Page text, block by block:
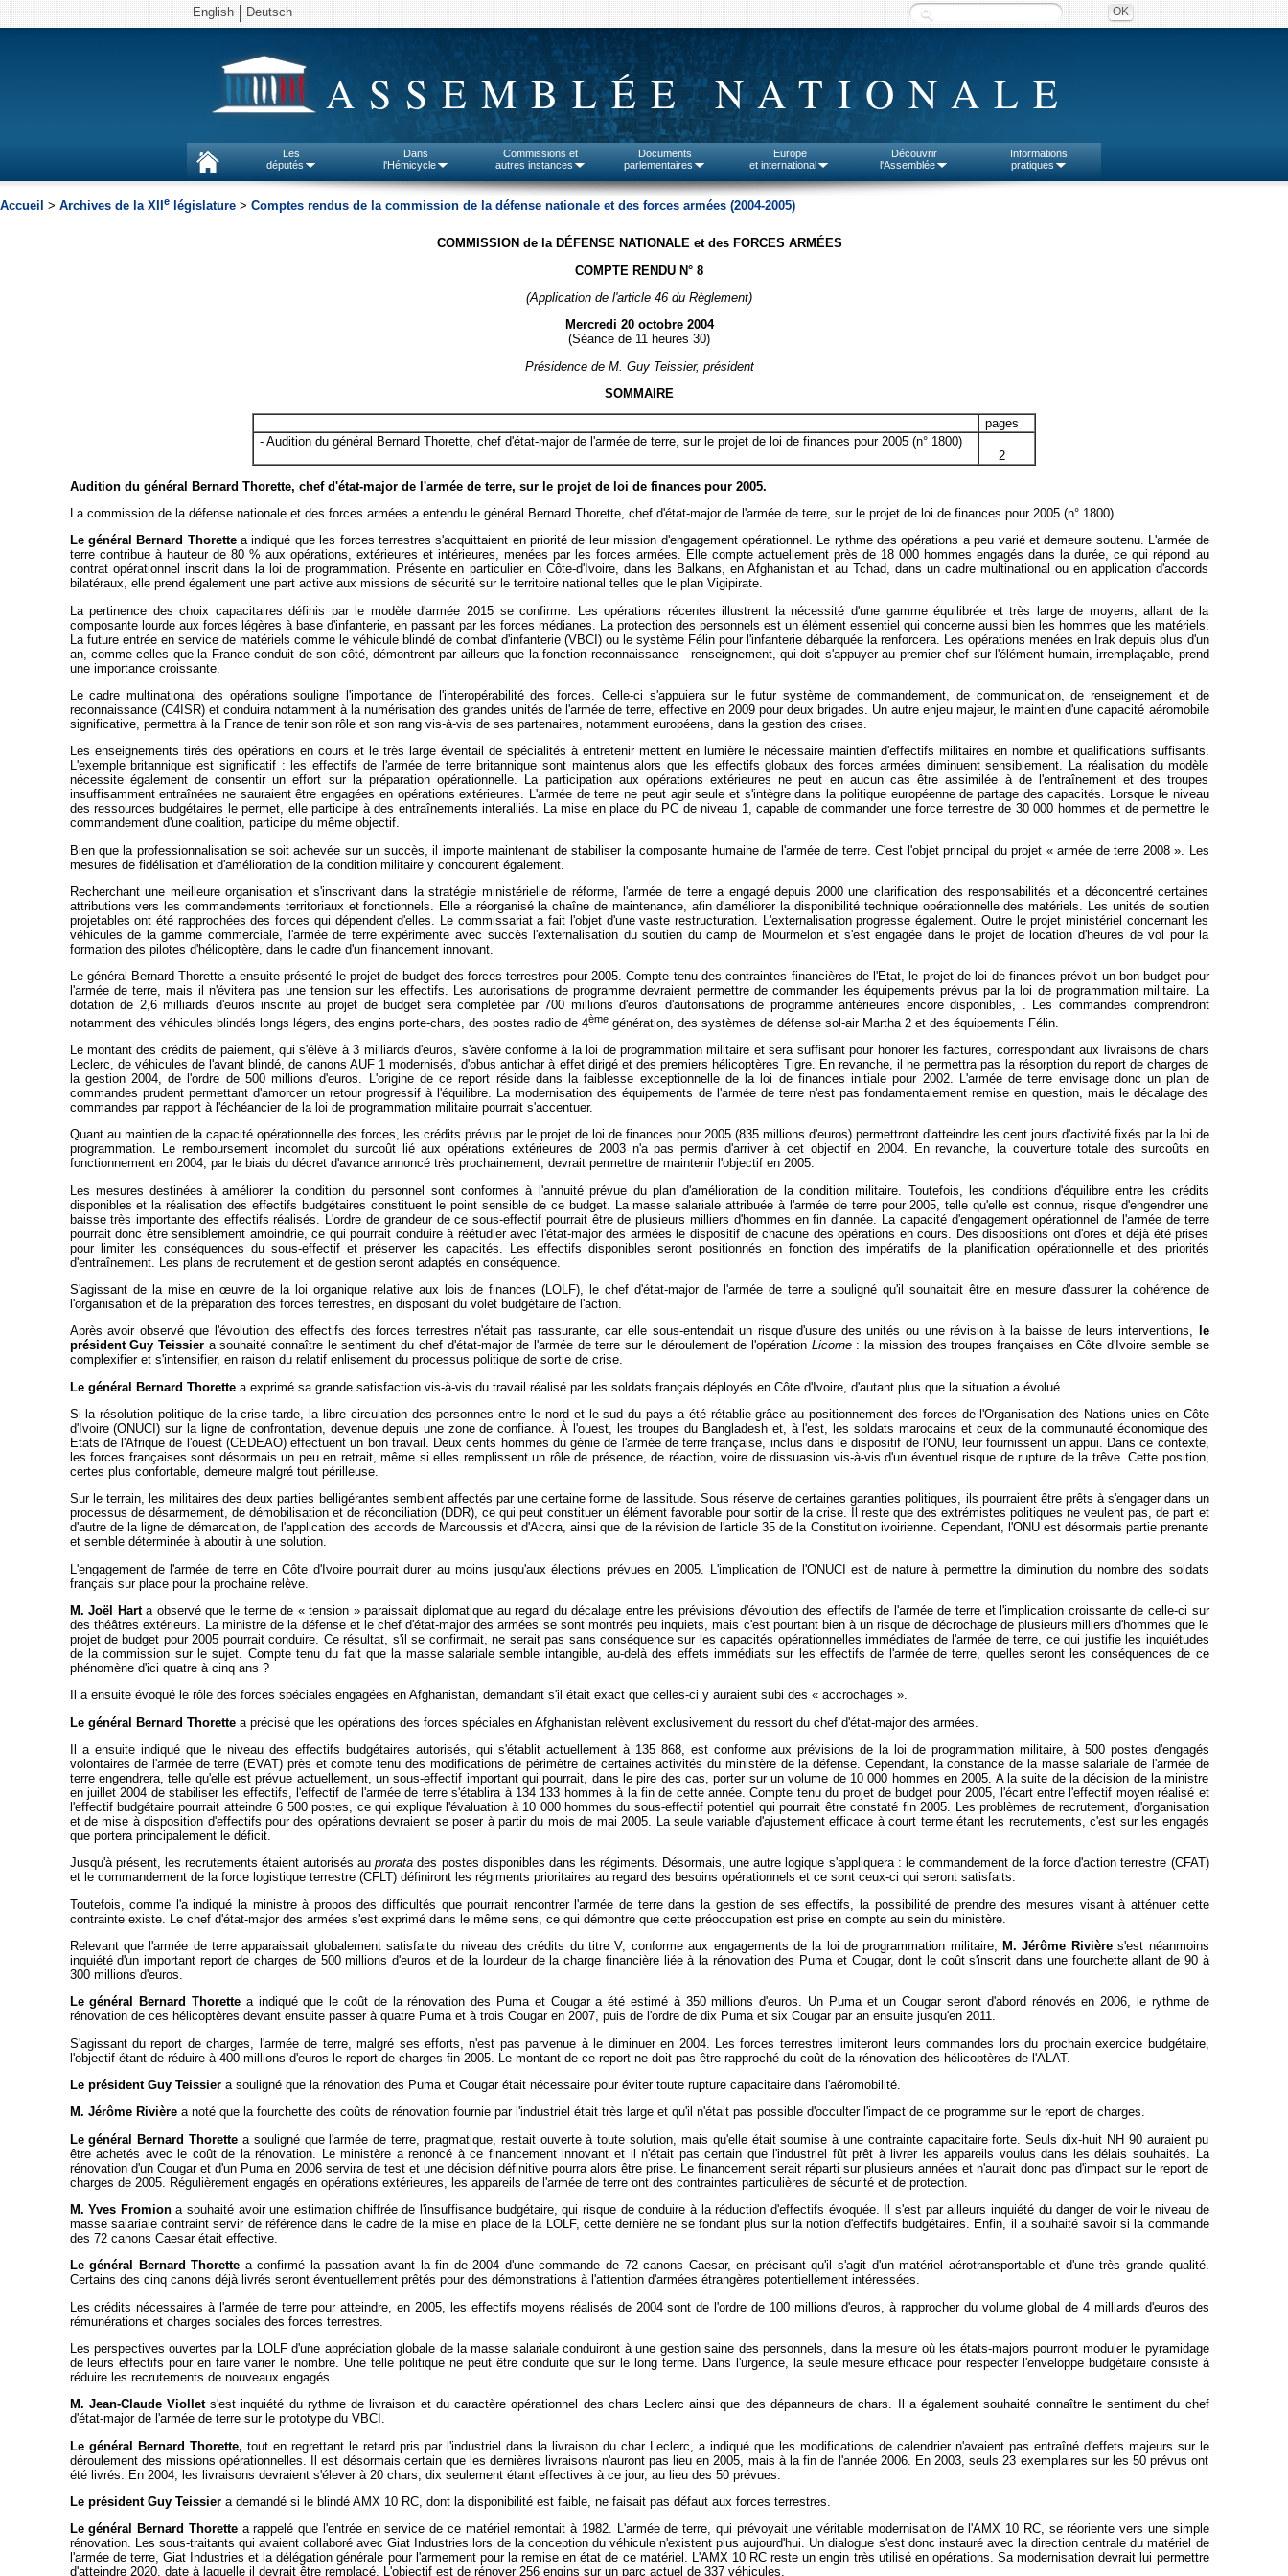
English Deutsch
ASSEMBLÉE NATIONALE
Les
députés
Dans
l'Hémicycle
Commissions et
autres instances
Documents
parlementaires
Europe
et international
Découvrir
l'Assemblée
Informations
pratiques
Accueil > Archives de la XII e législature > Comptes rendus de la commission de la défense nationale et des forces armées (2004-2005)
COMMISSION de la DÉFENSE NATIONALE et des FORCES ARMÉES
COMPTE RENDU N° 8
(Application de l'article 46 du Règlement)
Mercredi 20 octobre 2004
(Séance de 11 heures 30)
Présidence de M. Guy Teissier, président
SOMMAIRE
pages
- Audition du général Bernard Thorette, chef d'état-major de l'armée de terre, sur le projet de loi de finances pour 2005 (n° 1800)
2
Audition du général Bernard Thorette, chef d'état-major de l'armée de terre, sur le projet de loi de finances pour 2005.
La commission de la défense nationale et des forces armées a entendu le général Bernard Thorette, chef d'état-major de l'armée de terre, sur le projet de loi de finances pour 2005 (n° 1800).
Le général Bernard Thorettea indiqué que les forces terrestres s'acquittaient en priorité de leur mission d'engagement opérationnel. Le rythme des opérations a peu varié et demeure soutenu. L'armée de
terre contribue à hauteur de 80 % aux opérations, extérieures et intérieures, menées par les forces armées. Elle compte actuellement près de 18 000 hommes engagés dans la durée, ce qui répond au
contrat opérationnel inscrit dans la loi de programmation. Présente en particulier en Côte-d'Ivoire, dans les Balkans, en Afghanistan et au Tchad, dans un cadre multinational ou en application d'accords
bilatéraux, elle prend également une part active aux missions de sécurité sur le territoire national telles que le plan Vigipirate.
La pertinence des choix capacitaires définis par le modèle d'armée 2015 se confirme. Les opérations récentes illustrent la nécessité d'une gamme équilibrée et très large de moyens, allant de la
composante lourde aux forces légères à base d'infanterie, en passant par les forces médianes. La protection des personnels est un élément essentiel qui concerne aussi bien les hommes que les matériels.
La future entrée en service de matériels comme le véhicule blindé de combat d'infanterie (VBCI) ou le système Félin pour l'infanterie débarquée la renforcera. Les opérations menées en Irak depuis plus d'un
an, comme celles que la France conduit de son côté, démontrent par ailleurs que la fonction reconnaissance - renseignement, qui doit s'appuyer au premier chef sur l'élément humain, irremplaçable, prend
une importance croissante.
Le cadre multinational des opérations souligne l'importance de l'interopérabilité des forces. Celle-ci s'appuiera sur le futur système de commandement, de communication, de renseignement et de
reconnaissance (C4ISR) et conduira notamment à la numérisation des grandes unités de l'armée de terre, effective en 2009 pour deux brigades. Un autre enjeu majeur, le maintien d'une capacité aéromobile
significative, permettra à la France de tenir son rôle et son rang vis-à-vis de ses partenaires, notamment européens, dans la gestion des crises.
Les enseignements tirés des opérations en cours et le très large éventail de spécialités à entretenir mettent en lumière le nécessaire maintien d'effectifs militaires en nombre et qualifications suffisants.
L'exemple britannique est significatif : les effectifs de l'armée de terre britannique sont maintenus alors que les effectifs globaux des forces armées diminuent sensiblement. La réalisation du modèle
nécessite également de consentir un effort sur la préparation opérationnelle. La participation aux opérations extérieures ne peut en aucun cas être assimilée à de l'entraînement et des troupes
insuffisamment entraînées ne sauraient être engagées en opérations extérieures. L'armée de terre ne peut agir seule et s'intègre dans la politique européenne de partage des capacités. Lorsque le niveau
des ressources budgétaires le permet, elle participe à des entraînements interalliés. La mise en place du PC de niveau 1, capable de commander une force terrestre de 30 000 hommes et de permettre le
commandement d'une coalition, participe du même objectif.
Bien que la professionnalisation se soit achevée sur un succès, il importe maintenant de stabiliser la composante humaine de l'armée de terre. C'est l'objet principal du projet « armée de terre 2008 ». Les
mesures de fidélisation et d'amélioration de la condition militaire y concourent également.
Recherchant une meilleure organisation et s'inscrivant dans la stratégie ministérielle de réforme, l'armée de terre a engagé depuis 2000 une clarification des responsabilités et a déconcentré certaines
attributions vers les commandements territoriaux et fonctionnels. Elle a réorganisé la chaîne de maintenance, afin d'améliorer la disponibilité technique opérationnelle des matériels. Les unités de soutien
projetables ont été rapprochées des forces qui dépendent d'elles. Le commissariat a fait l'objet d'une vaste restructuration. L'externalisation progresse également. Outre le projet ministériel concernant les
véhicules de la gamme commerciale, l'armée de terre expérimente avec succès l'externalisation du soutien du camp de Mourmelon et s'est engagée dans le projet de location d'heures de vol pour la
formation des pilotes d'hélicoptère, dans le cadre d'un financement innovant.
Le général Bernard Thorette a ensuite présenté le projet de budget des forces terrestres pour 2005. Compte tenu des contraintes financières de l'Etat, le projet de loi de finances prévoit un bon budget pour
l'armée de terre, mais il n'évitera pas une tension sur les effectifs. Les autorisations de programme devraient permettre de commander les équipements prévus par la loi de programmation militaire. La
dotation de 2,6 milliards d'euros inscrite au projet de budget sera complétée par 700 millions d'euros d'autorisations de programme antérieures encore disponibles, . Les commandes comprendront
notamment des véhicules blindés longs légers, des engins porte-chars, des postes radio de 4èmegénération, des systèmes de défense sol-air Martha 2 et des équipements Félin.
Le montant des crédits de paiement, qui s'élève à 3 milliards d'euros, s'avère conforme à la loi de programmation militaire et sera suffisant pour honorer les factures, correspondant aux livraisons de chars
Leclerc, de véhicules de l'avant blindé, de canons AUF 1 modernisés, d'obus antichar à effet dirigé et des premiers hélicoptères Tigre. En revanche, il ne permettra pas la résorption du report de charges de
la gestion 2004, de l'ordre de 500 millions d'euros. L'origine de ce report réside dans la faiblesse exceptionnelle de la loi de finances initiale pour 2002. L'armée de terre envisage donc un plan de
commandes prudent permettant d'amorcer un retour progressif à l'équilibre. La modernisation des équipements de l'armée de terre n'est pas fondamentalement remise en question, mais le décalage des
commandes par rapport à l'échéancier de la loi de programmation militaire pourrait s'accentuer.
Quant au maintien de la capacité opérationnelle des forces, les crédits prévus par le projet de loi de finances pour 2005 (835 millions d'euros) permettront d'atteindre les cent jours d'activité fixés par la loi de
programmation. Le remboursement incomplet du surcoût lié aux opérations extérieures de 2003 n'a pas permis d'arriver à cet objectif en 2004. En revanche, la couverture totale des surcoûts en
fonctionnement en 2004, par le biais du décret d'avance annoncé très prochainement, devrait permettre de maintenir l'objectif en 2005.
Les mesures destinées à améliorer la condition du personnel sont conformes à l'annuité prévue du plan d'amélioration de la condition militaire. Toutefois, les conditions d'équilibre entre les crédits
disponibles et la réalisation des effectifs budgétaires constituent le point sensible de ce budget. La masse salariale attribuée à l'armée de terre pour 2005, telle qu'elle est connue, risque d'engendrer une
baisse très importante des effectifs réalisés. L'ordre de grandeur de ce sous-effectif pourrait être de plusieurs milliers d'hommes en fin d'année. La capacité d'engagement opérationnel de l'armée de terre
pourrait donc être sensiblement amoindrie, ce qui pourrait conduire à réétudier avec l'état-major des armées le dispositif de chacune des opérations en cours. Des dispositions ont d'ores et déjà été prises
pour limiter les conséquences du sous-effectif et préserver les capacités. Les effectifs disponibles seront positionnés en fonction des impératifs de la planification opérationnelle et des priorités
d'entraînement. Les plans de recrutement et de gestion seront adaptés en conséquence.
S'agissant de la mise en œuvre de la loi organique relative aux lois de finances (LOLF), le chef d'état-major de l'armée de terre a souligné qu'il souhaitait être en mesure d'assurer la cohérence de
l'organisation et de la préparation des forces terrestres, en disposant du volet budgétaire de l'action.
Après avoir observé que l'évolution des effectifs des forces terrestres n'était pas rassurante, car elle sous-entendait un risque d'usure des unités ou une révision à la baisse de leurs interventions,
le
président Guy Teissiera souhaité connaître le sentiment du chef d'état-major de l'armée de terre sur le déroulement de l'opération Licorne: la mission des troupes françaises en Côte d'Ivoire semble se
complexifier et s'intensifier, en raison du relatif enlisement du processus politique de sortie de crise.
Le général Bernard Thorettea exprimé sa grande satisfaction vis-à-vis du travail réalisé par les soldats français déployés en Côte d'Ivoire, d'autant plus que la situation a évolué.
Si la résolution politique de la crise tarde, la libre circulation des personnes entre le nord et le sud du pays a été rétablie grâce au positionnement des forces de l'Organisation des Nations unies en Côte
d'Ivoire (ONUCI) sur la ligne de confrontation, devenue depuis une zone de confiance. À l'ouest, les troupes du Bangladesh et, à l'est, les soldats marocains et ceux de la communauté économique des
Etats de l'Afrique de l'ouest (CEDEAO) effectuent un bon travail. Deux cents hommes du génie de l'armée de terre française, inclus dans le dispositif de l'ONU, leur fournissent un appui. Dans ce contexte,
les forces françaises sont désormais un peu en retrait, même si elles remplissent un rôle de présence, de réaction, voire de dissuasion vis-à-vis d'un éventuel risque de rupture de la trêve. Cette position,
certes plus confortable, demeure malgré tout périlleuse.
Sur le terrain, les militaires des deux parties belligérantes semblent affectés par une certaine forme de lassitude. Sous réserve de certaines garanties politiques, ils pourraient être prêts à s'engager dans un
processus de désarmement, de démobilisation et de réconciliation (DDR), ce qui peut constituer un élément favorable pour sortir de la crise. Il reste que des extrémistes politiques ne veulent pas, de part et
d'autre de la ligne de démarcation, de l'application des accords de Marcoussis et d'Accra, ainsi que de la révision de l'article 35 de la Constitution ivoirienne. Cependant, l'ONU est désormais partie prenante
et semble déterminée à aboutir à une solution.
L'engagement de l'armée de terre en Côte d'Ivoire pourrait durer au moins jusqu'aux élections prévues en 2005. L'implication de l'ONUCI est de nature à permettre la diminution du nombre des soldats
français sur place pour la prochaine relève.
M. Joël Harta observé que le terme de « tension » paraissait diplomatique au regard du décalage entre les prévisions d'évolution des effectifs de l'armée de terre et l'implication croissante de celle-ci sur
des théâtres extérieurs. La ministre de la défense et le chef d'état-major des armées se sont montrés peu inquiets, mais c'est pourtant bien à un risque de décrochage de plusieurs milliers d'hommes que le
projet de budget pour 2005 pourrait conduire. Ce résultat, s'il se confirmait, ne serait pas sans conséquence sur les capacités opérationnelles immédiates de l'armée de terre, ce qui justifie les inquiétudes
de la commission sur le sujet. Compte tenu du fait que la masse salariale semble intangible, au-delà des effets immédiats sur les effectifs de l'armée de terre, quelles seront les conséquences de ce
phénomène d'ici quatre à cinq ans ?
Il a ensuite évoqué le rôle des forces spéciales engagées en Afghanistan, demandant s'il était exact que celles-ci y auraient subi des « accrochages ».
Le général Bernard Thorettea précisé que les opérations des forces spéciales en Afghanistan relèvent exclusivement du ressort du chef d'état-major des armées.
Il a ensuite indiqué que le niveau des effectifs budgétaires autorisés, qui s'établit actuellement à 135 868, est conforme aux prévisions de la loi de programmation militaire, à 500 postes d'engagés
volontaires de l'armée de terre (EVAT) près et compte tenu des modifications de périmètre de certaines activités du ministère de la défense. Cependant, la constance de la masse salariale de l'armée de
terre engendrera, telle qu'elle est prévue actuellement, un sous-effectif important qui pourrait, dans le pire des cas, porter sur un volume de 10 000 hommes en 2005. A la suite de la décision de la ministre
en juillet 2004 de stabiliser les effectifs, l'effectif de l'armée de terre s'établira à 134 133 hommes à la fin de cette année. Compte tenu du projet de budget pour 2005, l'écart entre l'effectif moyen réalisé et
l'effectif budgétaire pourrait atteindre 6 500 postes, ce qui explique l'évaluation à 10 000 hommes du sous-effectif potentiel qui pourrait être constaté fin 2005. Les problèmes de recrutement, d'organisation
et de mise à disposition d'effectifs pour des opérations devraient se poser à partir du mois de mai 2005. La seule variable d'ajustement efficace à court terme étant les recrutements, c'est sur les engagés
que portera principalement le déficit.
Jusqu'à présent, les recrutements étaient autorisés auprorata des postes disponibles dans les régiments. Désormais, une autre logique s'appliquera : le commandement de la force d'action terrestre (CFAT)
et le commandement de la force logistique terrestre (CFLT) définiront les régiments prioritaires au regard des besoins opérationnels et ce sont ceux-ci qui seront satisfaits.
Toutefois, comme l'a indiqué la ministre à propos des difficultés que pourrait rencontrer l'armée de terre dans la gestion de ses effectifs, la possibilité de prendre des mesures visant à atténuer cette
contrainte existe. Le chef d'état-major des armées s'est exprimé dans le même sens, ce qui démontre que cette préoccupation est prise en compte au sein du ministère.
Relevant que l'armée de terre apparaissait globalement satisfaite du niveau des crédits du titre V, conforme aux engagements de la loi de programmation militaire,
M. Jérôme Rivières'est néanmoins
inquiété d'un important report de charges de 500 millions d'euros et de la lourdeur de la charge financière liée à la rénovation des Puma et Cougar, dont le coût s'inscrit dans une fourchette allant de 90 à
300 millions d'euros.
Le général Bernard Thorettea indiqué que le coût de la rénovation des Puma et Cougar a été estimé à 350 millions d'euros. Un Puma et un Cougar seront d'abord rénovés en 2006, le rythme de
rénovation de ces hélicoptères devant ensuite passer à quatre Puma et à trois Cougar en 2007, puis de l'ordre de dix Puma et six Cougar par an ensuite jusqu'en 2011.
S'agissant du report de charges, l'armée de terre, malgré ses efforts, n'est pas parvenue à le diminuer en 2004. Les forces terrestres limiteront leurs commandes lors du prochain exercice budgétaire,
l'objectif étant de réduire à 400 millions d'euros le report de charges fin 2005. Le montant de ce report ne doit pas être rapproché du coût de la rénovation des hélicoptères de l'ALAT.
Le président Guy Teissiera souligné que la rénovation des Puma et Cougar était nécessaire pour éviter toute rupture capacitaire dans l'aéromobilité.
M. Jérôme Rivièrea noté que la fourchette des coûts de rénovation fournie par l'industriel était très large et qu'il n'était pas possible d'occulter l'impact de ce programme sur le report de charges.
Le général Bernard Thorette a souligné que l'armée de terre, pragmatique, restait ouverte à toute solution, mais qu'elle était soumise à une contrainte capacitaire forte. Seuls dix-huit NH 90 auraient pu
être achetés avec le coût de la rénovation. Le ministère a renoncé à ce financement innovant et il n'était pas certain que l'industriel fût prêt à livrer les appareils voulus dans les délais souhaités. La
rénovation d'un Cougar et d'un Puma en 2006 servira de test et une décision définitive pourra alors être prise. Le financement serait réparti sur plusieurs années et n'aurait donc pas d'impact sur le report de
charges de 2005. Régulièrement engagés en opérations extérieures, les appareils de l'armée de terre ont des contraintes particulières de sécurité et de protection.
M. Yves Fromiona souhaité avoir une estimation chiffrée de l'insuffisance budgétaire, qui risque de conduire à la réduction d'effectifs évoquée. Il s'est par ailleurs inquiété du danger de voir le niveau de
masse salariale contraint servir de référence dans le cadre de la mise en place de la LOLF, cette dernière ne se fondant plus sur la notion d'effectifs budgétaires. Enfin, il a souhaité savoir si la commande
des 72 canons Caesar était effective.
Le général Bernard Thorette a confirmé la passation avant la fin de 2004 d'une commande de 72 canons Caesar, en précisant qu'il s'agit d'un matériel aérotransportable et d'une très grande qualité.
Certains des cinq canons déjà livrés seront éventuellement prêtés pour des démonstrations à l'attention d'armées étrangères potentiellement intéressées.
Les crédits nécessaires à l'armée de terre pour atteindre, en 2005, les effectifs moyens réalisés de 2004 sont de l'ordre de 100 millions d'euros, à rapprocher du volume global de 4 milliards d'euros des
rémunérations et charges sociales des forces terrestres.
Les perspectives ouvertes par la LOLF d'une appréciation globale de la masse salariale conduiront à une gestion saine des personnels, dans la mesure où les états-majors pourront moduler le pyramidage
de leurs effectifs pour en faire varier le nombre. Une telle politique ne peut être conduite que sur le long terme. Dans l'urgence, la seule mesure efficace pour respecter l'enveloppe budgétaire consiste à
réduire les recrutements de nouveaux engagés.
M. Jean-Claude Viollets'est inquiété du rythme de livraison et du caractère opérationnel des chars Leclerc ainsi que des dépanneurs de chars. Il a également souhaité connaître le sentiment du chef
d'état-major de l'armée de terre sur le prototype du VBCI.
Le général Bernard Thorette, tout en regrettant le retard pris par l'industriel dans la livraison du char Leclerc, a indiqué que les modifications de calendrier n'avaient pas entraîné d'effets majeurs sur le
déroulement des missions opérationnelles. Il est désormais certain que les dernières livraisons n'auront pas lieu en 2005, mais à la fin de l'année 2006. En 2003, seuls 23 exemplaires sur les 50 prévus ont
été livrés. En 2004, les livraisons devraient s'élever à 20 chars, dix seulement étant effectives à ce jour, au lieu des 50 prévues.
Le président Guy Teissiera demandé si le blindé AMX 10 RC, dont la disponibilité est faible, ne faisait pas défaut aux forces terrestres.
Le général Bernard Thorettea rappelé que l'entrée en service de ce matériel remontait à 1982. L'armée de terre, qui prévoyait une véritable modernisation de l'AMX 10 RC, se réoriente vers une simple
rénovation. Les sous-traitants qui avaient collaboré avec Giat Industries lors de la conception du véhicule n'existent plus aujourd'hui. Un dialogue s'est donc instauré avec la direction centrale du matériel de
l'armée de terre, Giat Industries et la délégation générale pour l'armement pour la remise en état de ce matériel. L'AMX 10 RC reste un engin très utilisé en opérations. Sa modernisation devrait lui permettre
d'atteindre 2020, date à laquelle il devrait être remplacé. L'objectif est de rénover 256 engins sur un parc actuel de 337 véhicules.